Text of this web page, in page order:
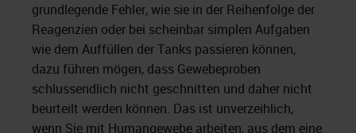
grundlegende Fehler, wie sie in der Reihenfolge der
Reagenzien oder bei scheinbar simplen Aufgaben
wie dem Auffüllen der Tanks passieren können,
dazu führen mögen, dass Gewebeproben
schlussendlich nicht geschnitten und daher nicht
beurteilt werden können. Das ist unverzeihlich,
wenn Sie mit Humangewebe arbeiten, aus dem eine